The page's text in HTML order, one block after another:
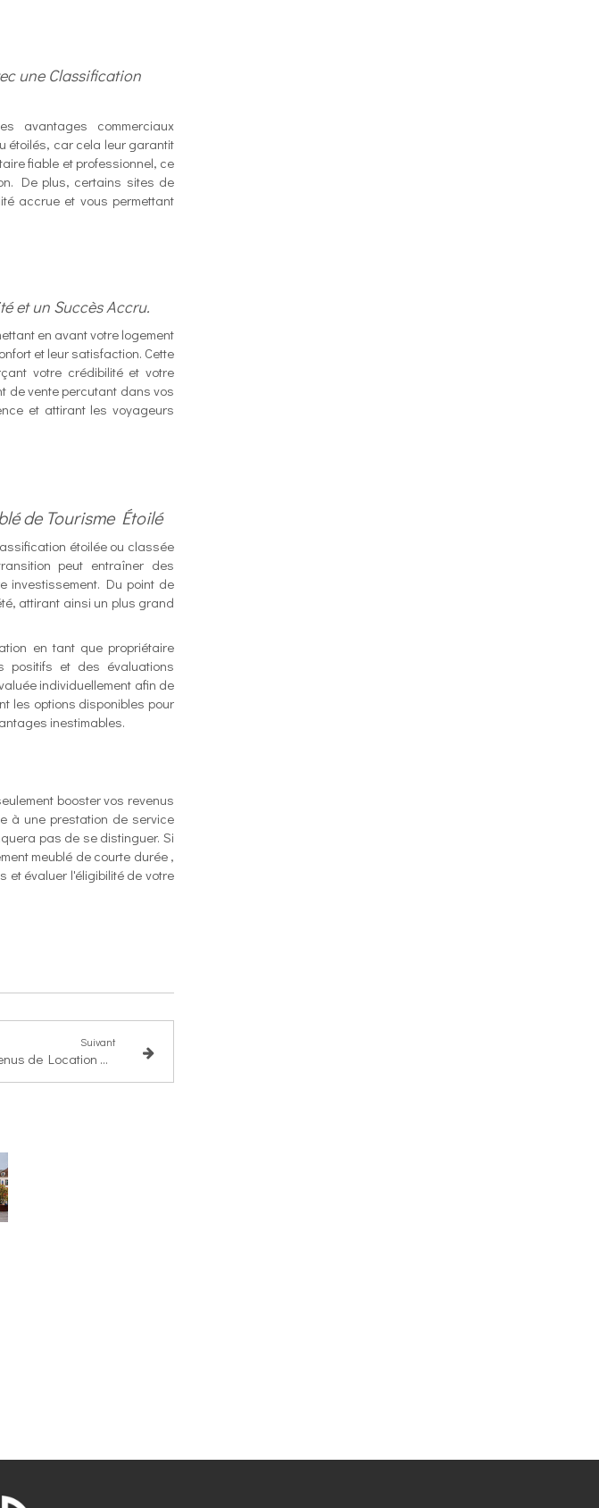
une Classification
avantages commerciaux
étoilés, car cela leur garantit
fiable et professionnel, ce
De plus, certains sites de
accrue et vous permettant
et un Succès Accru.
en avant votre logement
et leur satisfaction. Cette
votre crédibilité et votre
de vente percutant dans vos
et attirant les voyageurs
de Tourisme Étoilé
étoilée ou classée
peut entraîner des
investissement. Du point de
attirant ainsi un plus grand
en tant que propriétaire
positifs et des évaluations
individuellement afin de
les options disponibles pour
inestimables.
booster vos revenus
à une prestation de service
pas de se distinguer. Si
meublé de courte durée ,
et évaluer l'éligibilité de votre
Suivant
Maximisez vos Revenus de Location de Courte Durée : Pourquoi Travailler avec une Conciergerie Professionnelle est Essentiel à ORLY